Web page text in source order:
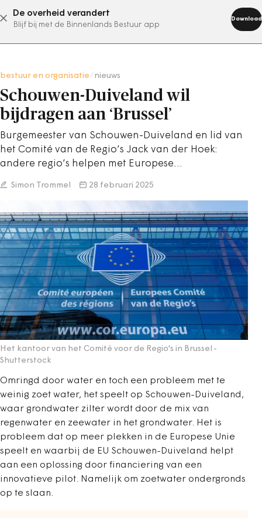
De overheid verandert
Blijf bij met de Binnenlands Bestuur app
Download
abonneer nu
bestuur en organisatie nieuws
Schouwen-Duiveland wil
bijdragen aan ‘Brussel’
Burgemeester van Schouwen-Duiveland en lid van
het Comité van de Regio’s Jack van der Hoek:
andere regio’s helpen met Europese…
Simon Trommel 28 februari 2025
Het kantoor van het Comité voor de Regio's in Brussel -
Shutterstock
Omringd door water en toch een probleem met te
weinig zoet water, het speelt op Schouwen-Duiveland,
waar grondwater zilter wordt door de mix van
regenwater en zeewater in het grondwater. Het is
probleem dat op meer plekken in de Europese Unie
speelt en waarbij de EU Schouwen-Duiveland helpt
aan een oplossing door financiering van een
innovatieve pilot. Namelijk om zoetwater ondergronds
op te slaan.